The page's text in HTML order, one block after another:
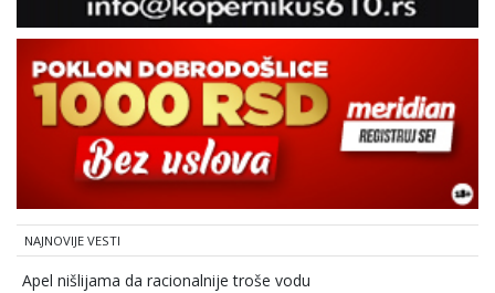
NAJNOVIJE VESTI
Apel nišlijama da racionalnije troše vodu